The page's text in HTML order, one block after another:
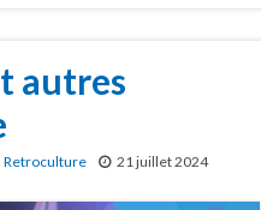
autres
Retroculture 21 juillet 2024